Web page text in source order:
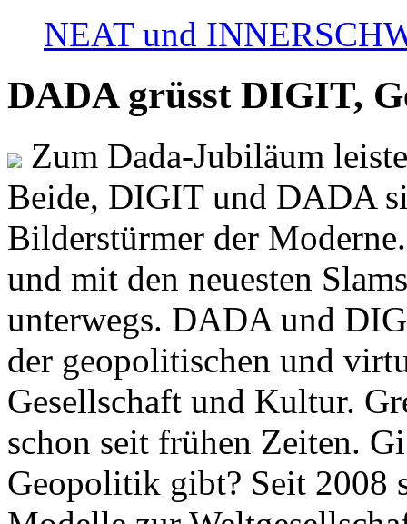
NEAT und
DADA grüsst DIGIT,
Zum Dada-Jubiläum
Beide, DIGIT und DADA
Bilderstürmer der
und mit den neuesten
unterwegs. DADA und
der geopolitischen und
Gesellschaft und Kultur.
schon seit frühen Zeiten.
Geopolitik gibt? Seit 2008